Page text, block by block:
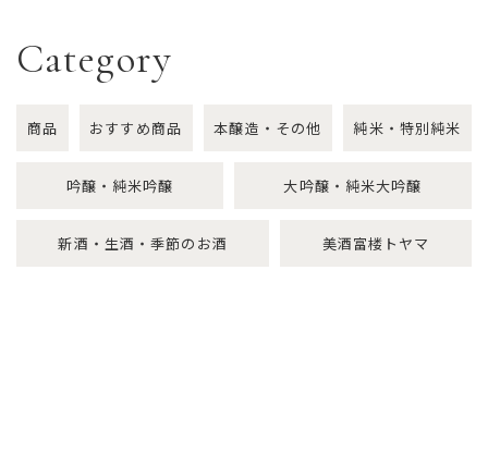
Category
商品 おすすめ商品 本醸造・その他 純米・特別純米
吟醸・純米吟醸 大吟醸・純米大吟醸
新酒・生酒・季節のお酒 美酒富楼トヤマ